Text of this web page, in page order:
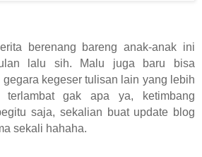
berenang bareng anak-anak ini
lalu sih. Malu juga baru bisa
kegeser tulisan lain yang lebih
terlambat gak apa ya, ketimbang
saja, sekalian buat update blog
sekali hahaha.